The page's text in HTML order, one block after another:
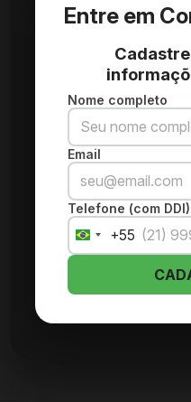
Entre em
Nome completo
Email
Telefone (com DDI)
Brazil
+55
+55